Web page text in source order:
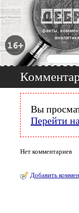
Вы
Перейти
Нет комментариев
Добавить